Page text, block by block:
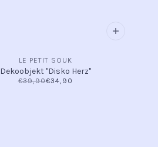
LE PETIT SOUK
Dekoobjekt "Disko Herz"
€39,90€34,90